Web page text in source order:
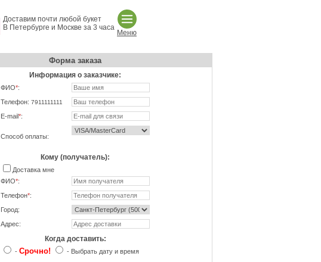
Доставим почти любой букет
В Петербурге и Москве за 3 часа
Меню
Форма заказа
Информация о заказчике:
ФИО*:
Телефон: 7911111111
E-mail*:
Способ оплаты:
Кому (получатель):
Доставка мне
ФИО*:
Телефон*:
Город:
Адрес:
Когда доставить:
- Срочно! - Выбрать дату и время